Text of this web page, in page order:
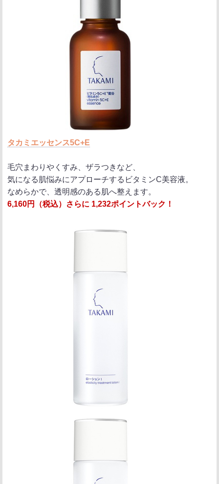
タカミエッセンス5C+E
毛穴まわりやくすみ、ザラつきなど、
気になる肌悩みにアプローチするビタミンC美容液。
なめらかで、透明感のある肌へ整えます。
6,160円（税込）さらに 1,232ポイントバック！